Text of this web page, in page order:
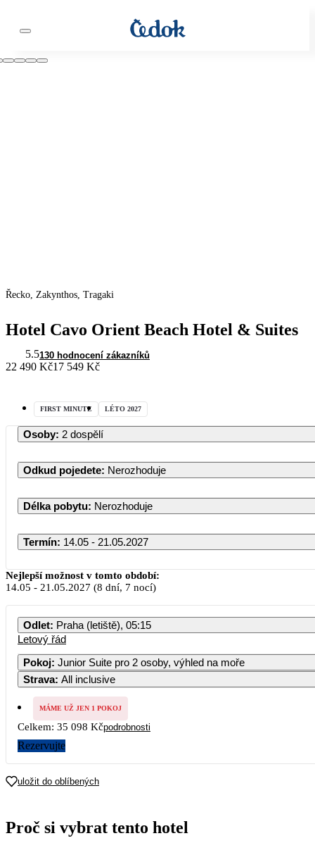
Řecko, Zakynthos, Tragaki
Hotel Cavo Orient Beach Hotel & Suites
5.5130 hodnocení zákazníků
22 490 Kč17 549 Kč
FIRST MINUTE LÉTO 2027
Osoby: 2 dospělí
Odkud pojedete: Nerozhoduje
Délka pobytu: Nerozhoduje
Termín: 14.05 - 21.05.2027
Nejlepší možnost v tomto období:
14.05 - 21.05.2027 (8 dní, 7 nocí)
Odlet: Praha (letiště), 05:15
Letový řád
Pokoj: Junior Suite pro 2 osoby, výhled na moře
Strava: All inclusive
MÁME UŽ JEN 1 POKOJ
Celkem: 35 098 Kčpodrobnosti
Rezervujte
uložit do oblíbených
Proč si vybrat tento hotel